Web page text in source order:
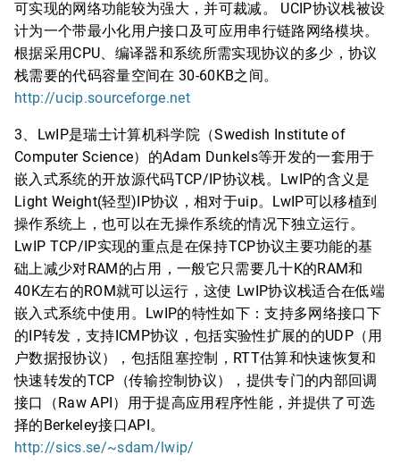
可实现的网络功能较为强大，并可裁减。 UCIP协议栈被设
计为一个带最小化用户接口及可应用串行链路网络模块。
根据采用CPU、编译器和系统所需实现协议的多少，协议
栈需要的代码容量空间在 30-60KB之间。
http://ucip.sourceforge.net
3、LwIP是瑞士计算机科学院（Swedish Institute of
Computer Science）的Adam Dunkels等开发的一套用于
嵌入式系统的开放源代码TCP/IP协议栈。LwIP的含义是
Light Weight(轻型)IP协议，相对于uip。LwIP可以移植到
操作系统上，也可以在无操作系统的情况下独立运行。
LwIP TCP/IP实现的重点是在保持TCP协议主要功能的基
础上减少对RAM的占用，一般它只需要几十K的RAM和
40K左右的ROM就可以运行，这使 LwIP协议栈适合在低端
嵌入式系统中使用。LwIP的特性如下：支持多网络接口下
的IP转发，支持ICMP协议，包括实验性扩展的的UDP（用
户数据报协议），包括阻塞控制，RTT估算和快速恢复和
快速转发的TCP（传输控制协议），提供专门的内部回调
接口（Raw API）用于提高应用程序性能，并提供了可选
择的Berkeley接口API。
http://sics.se/~sdam/lwip/